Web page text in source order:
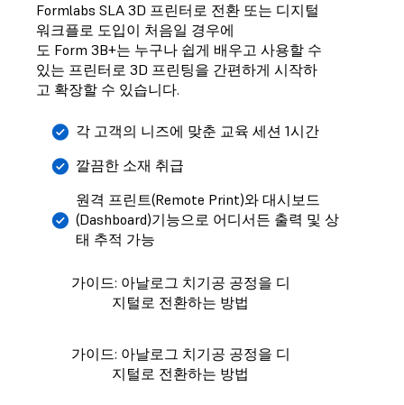
Formlabs SLA 3D 프린터로 전환 또는 디지털
워크플로 도입이 처음일 경우에
도 Form 3B+는 누구나 쉽게 배우고 사용할 수
있는 프린터로 3D 프린팅을 간편하게 시작하
고 확장할 수 있습니다.
각 고객의 니즈에 맞춘 교육 세션 1시간
깔끔한 소재 취급
원격 프린트(Remote Print)와 대시보드
(Dashboard)기능으로 어디서든 출력 및 상
태 추적 가능
가이드: 아날로그 치기공 공정을 디
지털로 전환하는 방법
가이드: 아날로그 치기공 공정을 디
지털로 전환하는 방법